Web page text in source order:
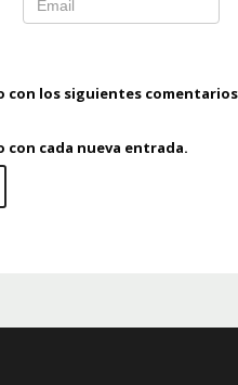
con los siguientes
cada nueva entrada.